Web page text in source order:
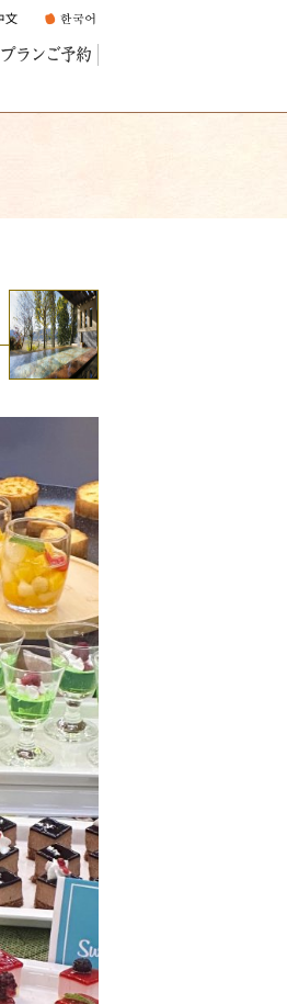
プランご予約